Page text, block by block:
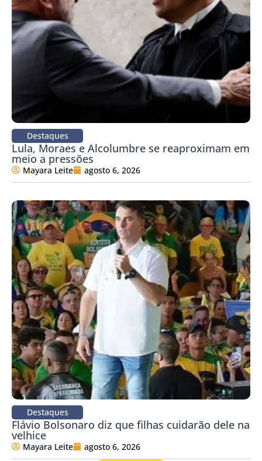
Destaques
Lula, Moraes e Alcolumbre se reaproximam em
meio a pressões
Mayara Leite agosto 6, 2026
Destaques
Flávio Bolsonaro diz que filhas cuidarão dele na
velhice
Mayara Leite agosto 6, 2026